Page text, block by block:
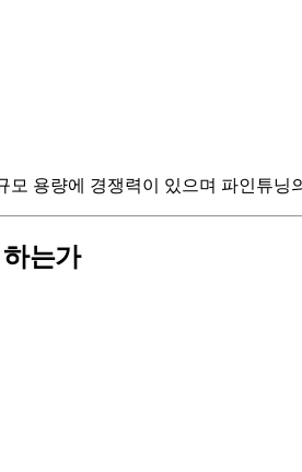
모 용량에 경쟁력이 있으며 파인튜닝
는가